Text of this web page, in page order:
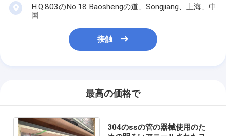
H.Q.803のNo.18 Baoshengの道、Songjiang、上海、中
国
接触
最高の価格で
304のssの管の器械使用のた